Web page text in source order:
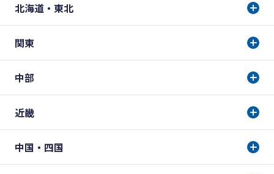
北海道・東北
関東
中部
近畿
中国・四国